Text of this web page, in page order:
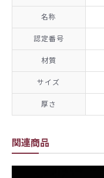
関連商品
名称
認定番号
材質
サイズ
厚さ